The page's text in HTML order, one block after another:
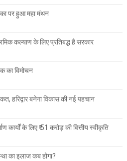
पर हुआ महा मंथन
कल्याण के लिए प्रतिबद्ध है सरकार
का विमोचन
हरिद्वार बनेगा विकास की नई पहचान
कार्यों के लिए ₹ 51 करोड़ की वित्तीय स्वीकृति
का इलाज कब होगा?